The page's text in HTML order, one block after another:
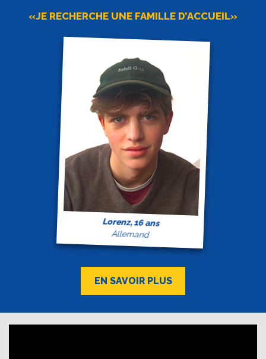
«JE RECHERCHE UNE FAMILLE D’ACCUEIL»
Lorenz, 16 ans
Allemand
EN SAVOIR PLUS